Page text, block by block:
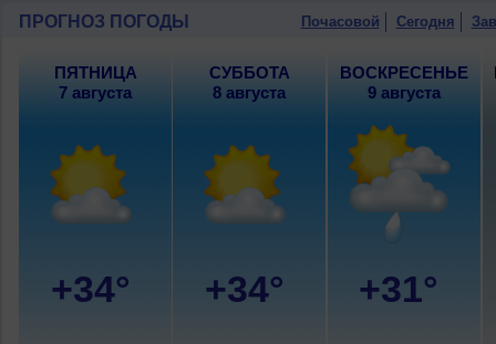
гроза; ночью и днем +24..26°, ветер
ПРОГНОЗ ПОГОДЫ Почасовой Сегодня
ПЯТНИЦА
7 августа
+34°
СУББОТА
8 августа
+34°
ВОСКРЕСЕНЬЕ
9 августа
+31°